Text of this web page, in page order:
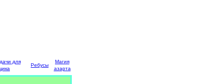
для
Ребусы
Магия
азарта